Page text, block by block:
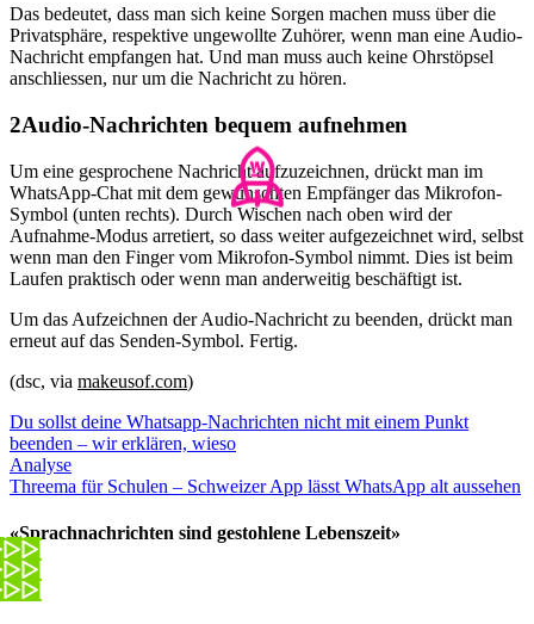
Das bedeutet, dass man sich keine Sorgen machen muss über die
Privatsphäre, respektive ungewollte Zuhörer, wenn man eine Audio-
Nachricht empfangen hat. Und man muss auch keine Ohrstöpsel
anschliessen, nur um die Nachricht zu hören.
Audio-Nachrichten bequem aufnehmen
Um eine gesprochene Nachricht aufzuzeichnen, drückt man im
WhatsApp-Chat mit dem gewünschten Empfänger das Mikrofon-
Symbol (unten rechts). Durch Wischen nach oben wird der
Aufnahme-Modus arretiert, so dass weiter aufgezeichnet wird, selbst
wenn man den Finger vom Mikrofon-Symbol nimmt. Dies ist beim
Laufen praktisch oder wenn man anderweitig beschäftigt ist.
Um das Aufzeichnen der Audio-Nachricht zu beenden, drückt man
erneut auf das Senden-Symbol. Fertig.
(dsc, via makeusof.com)
Du sollst deine Whatsapp-Nachrichten nicht mit einem Punkt
beenden – wir erklären, wieso
Analyse
Threema für Schulen – Schweizer App lässt WhatsApp alt aussehen
«Sprachnachrichten sind gestohlene Lebenszeit»